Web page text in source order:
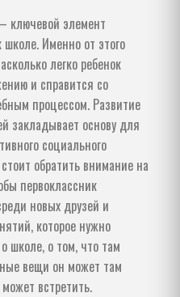
ключевой элемент
Именно от этого
легко ребенок
и справится со
процессом. Развитие
закладывает основу для
социального
обратить внимание на
первоклассник
новых друзей и
которое нужно
школе, о том, что там
вещи он может там
встретить.